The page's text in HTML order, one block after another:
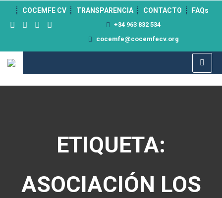
COCEMFE CV TRANSPARENCIA CONTACTO FAQs
+34 963 832 534
cocemfe@cocemfecv.org
ETIQUETA:
ASOCIACIÓN LOS